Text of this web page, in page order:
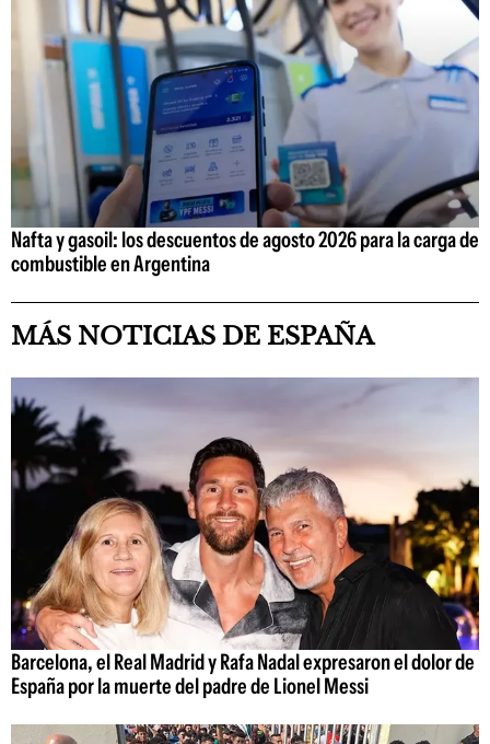
Nafta y gasoil: los descuentos de agosto 2026 para la carga de
combustible en Argentina
MÁS NOTICIAS DE ESPAÑA
Barcelona, el Real Madrid y Rafa Nadal expresaron el dolor de
España por la muerte del padre de Lionel Messi